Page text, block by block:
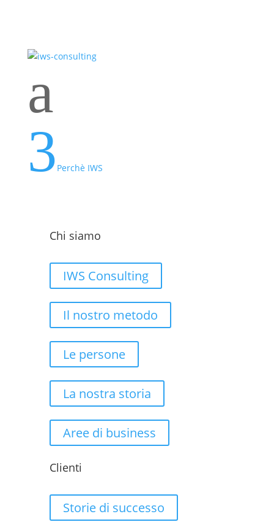
a
3 Perchè IWS
Chi siamo
IWS Consulting
Il nostro metodo
Le persone
La nostra storia
Aree di business
Clienti
Storie di successo